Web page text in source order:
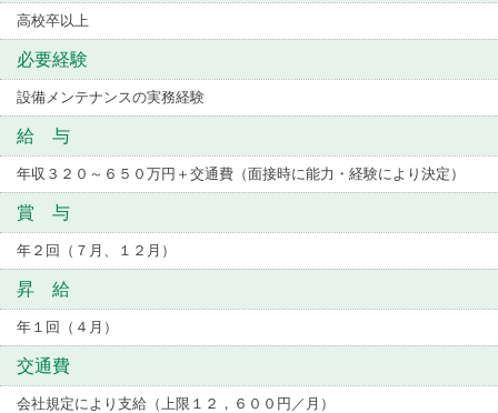
高校卒以上
必要経験
設備メンテナンスの実務経験
給 与
年収３２０～６５０万円＋交通費（面接時に能力・経験により決定）
賞 与
年２回（７月、１２月）
昇 給
年１回（４月）
交通費
会社規定により支給（上限１２，６００円／月）